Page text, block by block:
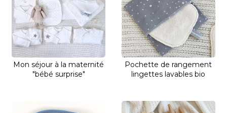
Mon séjour à la maternité
"bébé surprise"
Pochette de rangement
lingettes lavables bio